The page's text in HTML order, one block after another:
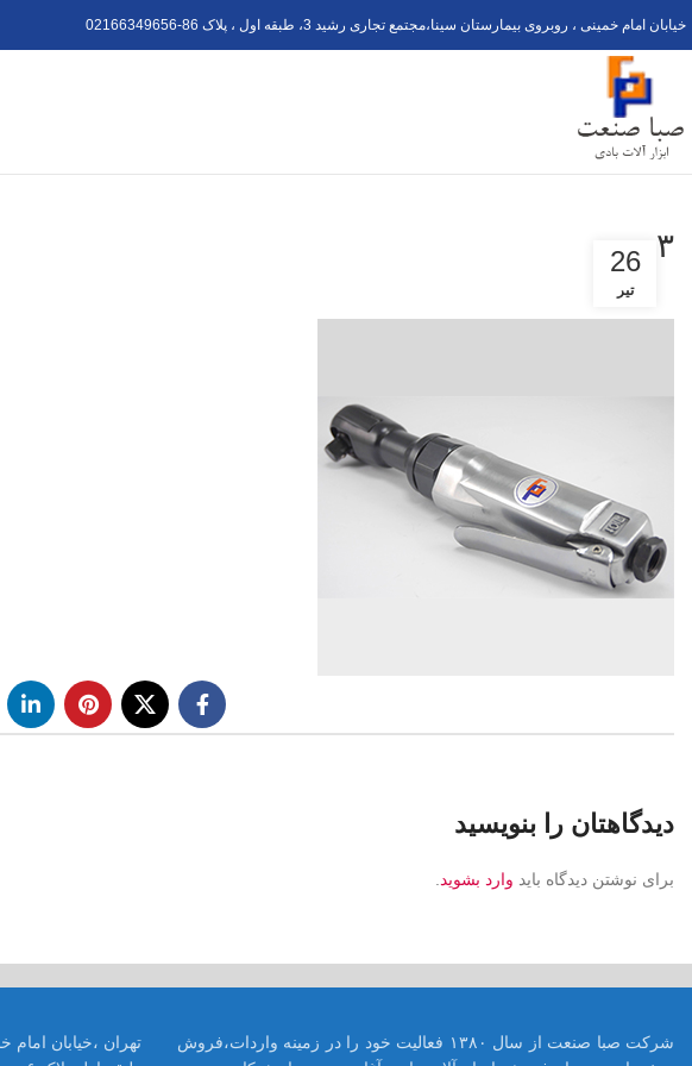
خیابان امام خمینی ، روبروی بیمارستان سینا،مجتمع تجاری رشید 3، طبقه اول ، پلاک 6 02166349656-8
۳ 26
تیر
دیدگاهتان را بنویسید
برای نوشتن دیدگاه باید وارد بشوید
شرکت صبا صنعت از سال ۱۳۸۰ فعالیت خود را در زمینه واردات،فروش